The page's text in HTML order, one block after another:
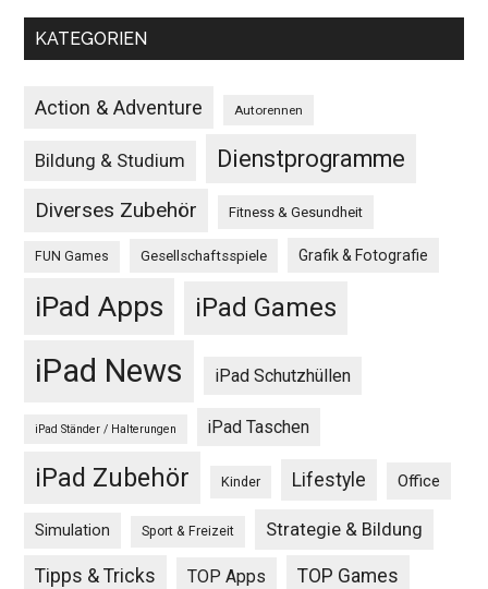
KATEGORIEN
Action & Adventure Autorennen
Bildung & Studium Dienstprogramme
Diverses Zubehör Fitness & Gesundheit
FUN Games Gesellschaftsspiele Grafik & Fotografie
iPad Apps iPad Games
iPad News iPad Schutzhüllen
iPad Ständer / Halterungen iPad Taschen
iPad Zubehör Kinder Lifestyle Office
Simulation Sport & Freizeit Strategie & Bildung
Tipps & Tricks TOP Apps TOP Games